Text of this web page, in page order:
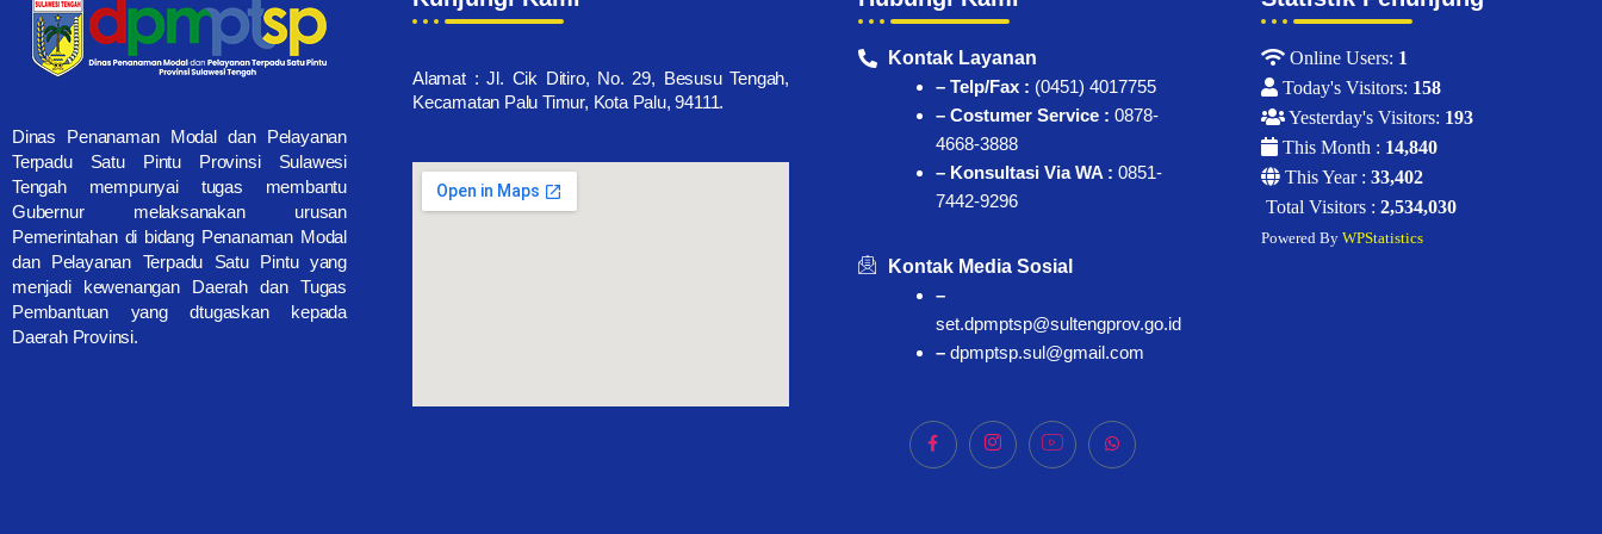
Dinas Penanaman Modal dan Pelayanan
Terpadu Satu Pintu Provinsi Sulawesi
Tengah mempunyai tugas membantu
Gubernur melaksanakan urusan
Pemerintahan di bidang Penanaman Modal
dan Pelayanan Terpadu Satu Pintu yang
menjadi kewenangan Daerah dan Tugas
Pembantuan yang dtugaskan kepada
Daerah Provinsi.
Alamat : Jl. Cik Ditiro, No. 29, Besusu Tengah,
Kecamatan Palu Timur, Kota Palu, 94111.
Kontak Layanan
– Telp/Fax : (0451) 4017755
– Costumer Service : 0878-
4668-3888
– Konsultasi Via WA : 0851-
7442-9296
Kontak Media Sosial
–
set.dpmptsp@sultengprov.go.id
– dpmptsp.sul@gmail.com
Online Users: 1
Today's Visitors: 158
Yesterday's Visitors: 193
This Month : 14,840
This Year :33,402
Total Visitors :2,534,030
Powered ByWPStatistics